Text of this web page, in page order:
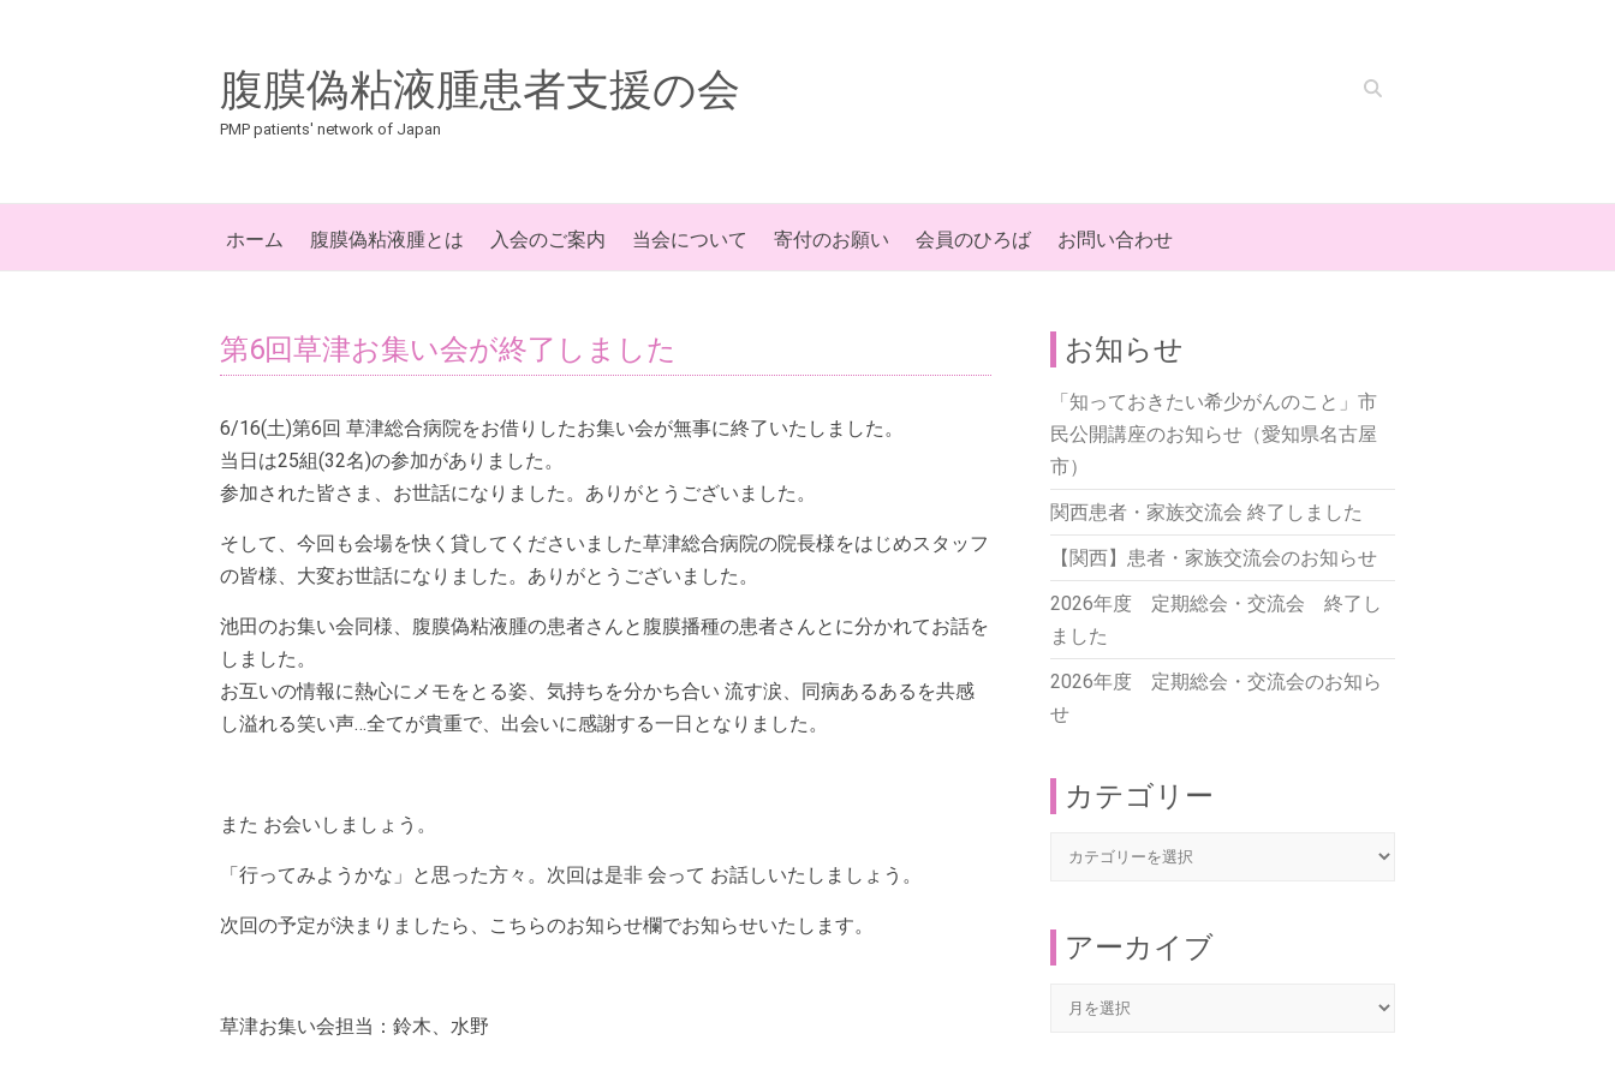
Search
腹膜偽粘液腫患者支援の会
PMP patients' network of Japan
ホーム 腹膜偽粘液腫とは 入会のご案内 当会について 寄付のお願い 会員のひろば お問い合わせ
第6回草津お集い会が終了しました
6/16(土)第6回 草津総合病院をお借りしたお集い会が無事に終了いたしました。
当日は25組(32名)の参加がありました。
参加された皆さま、お世話になりました。ありがとうございました。
そして、今回も会場を快く貸してくださいました草津総合病院の院長様をはじめスタッフ
の皆様、大変お世話になりました。ありがとうございました。
池田のお集い会同様、腹膜偽粘液腫の患者さんと腹膜播種の患者さんとに分かれてお話を
しました。
お互いの情報に熱心にメモをとる姿、気持ちを分かち合い 流す涙、同病あるあるを共感
し溢れる笑い声…全てが貴重で、出会いに感謝する一日となりました。
また お会いしましょう。
「行ってみようかな」と思った方々。次回は是非 会って お話しいたしましょう。
次回の予定が決まりましたら、こちらのお知らせ欄でお知らせいたします。
草津お集い会担当：鈴木、水野
お知らせ
「知っておきたい希少がんのこと」市
民公開講座のお知らせ（愛知県名古屋
市）
関西患者・家族交流会 終了しました
【関西】患者・家族交流会のお知らせ
2026年度 定期総会・交流会 終了し
ました
2026年度 定期総会・交流会のお知ら
せ
カテゴリー
リアーカイブ